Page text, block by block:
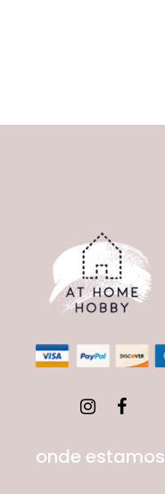
onde estamos